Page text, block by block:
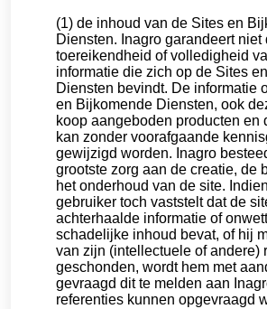
(1) de inhoud van de Sites en
Diensten. Inagro garandeert niet
toereikendheid of volledigheid
informatie die zich op de Sites
Diensten bevindt. De informatie
en Bijkomende Diensten, ook
koop aangeboden producten en
kan zonder voorafgaande
gewijzigd worden. Inagro
grootste zorg aan de creatie, de
het onderhoud van de site.
gebruiker toch vaststelt dat de
achterhaalde informatie of
schadelijke inhoud bevat, of hij
van zijn (intellectuele of andere)
geschonden, wordt hem met
gevraagd dit te melden aan
referenties kunnen opgevraagd